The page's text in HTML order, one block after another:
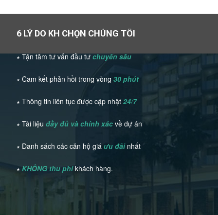
6 LÝ DO KH CHỌN CHÚNG TÔI
∗ Tận tâm tư vấn đầu tưchuyên sâu
∗ Cam kết phản hồi trong vòng 30 phút
∗ Thông tin liên tục được cập nhật 24/7
∗ Tài liệu đầy đủ và chính xácvề dự án
∗ Danh sách các căn hộ giá ưu đãinhất
∗ KHÔNG thu phíkhách hàng.